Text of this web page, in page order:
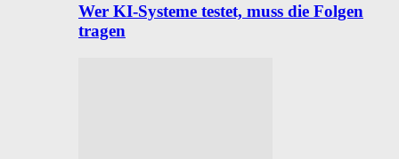
Wer KI-Systeme testet, muss die Folgen
tragen